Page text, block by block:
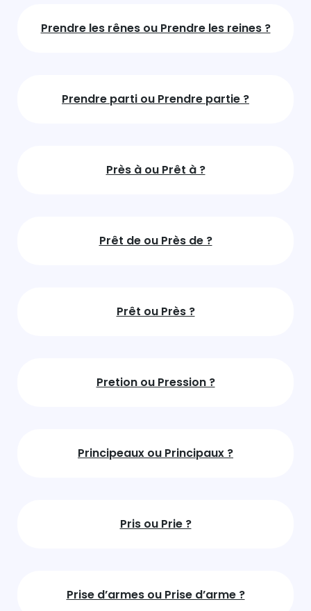
Prendre les rênes ou Prendre les reines ?
Prendre parti ou Prendre partie ?
Près à ou Prêt à ?
Prêt de ou Près de ?
Prêt ou Près ?
Pretion ou Pression ?
Principeaux ou Principaux ?
Pris ou Prie ?
Prise d’armes ou Prise d’arme ?